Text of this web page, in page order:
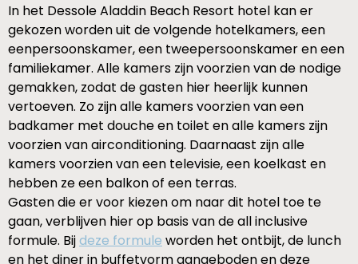
In het Dessole Aladdin Beach Resort hotel kan er
gekozen worden uit de volgende hotelkamers, een
eenpersoonskamer, een tweepersoonskamer en een
familiekamer. Alle kamers zijn voorzien van de nodige
gemakken, zodat de gasten hier heerlijk kunnen
vertoeven. Zo zijn alle kamers voorzien van een
badkamer met douche en toilet en alle kamers zijn
voorzien van airconditioning. Daarnaast zijn alle
kamers voorzien van een televisie, een koelkast en
hebben ze een balkon of een terras.
Gasten die er voor kiezen om naar dit hotel toe te
gaan, verblijven hier op basis van de all inclusive
formule. Bijdeze formule worden het ontbijt, de lunch
en het diner in buffetvorm aangeboden en deze